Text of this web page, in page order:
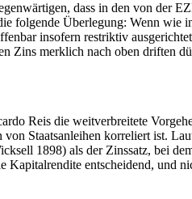
dass in den von der
folgende Überlegung: Wenn wie
insofern restriktiv
Zins merklich nach oben driften
Reis die weitverbreitete
Staatsanleihen korreliert ist.
1898) als der Zinssatz, bei
Kapitalrendite entscheidend, und